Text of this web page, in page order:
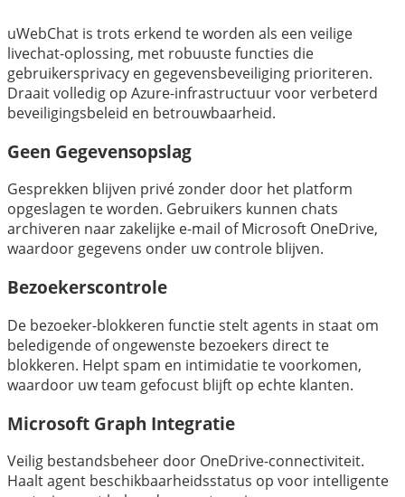
uWebChat is trots erkend te worden als een veilige
livechat-oplossing, met robuuste functies die
gebruikersprivacy en gegevensbeveiliging prioriteren.
Draait volledig op Azure-infrastructuur voor verbeterd
beveiligingsbeleid en betrouwbaarheid.
Geen Gegevensopslag
Gesprekken blijven privé zonder door het platform
opgeslagen te worden. Gebruikers kunnen chats
archiveren naar zakelijke e-mail of Microsoft OneDrive,
waardoor gegevens onder uw controle blijven.
Bezoekerscontrole
De bezoeker-blokkeren functie stelt agents in staat om
beledigende of ongewenste bezoekers direct te
blokkeren. Helpt spam en intimidatie te voorkomen,
waardoor uw team gefocust blijft op echte klanten.
Microsoft Graph Integratie
Veilig bestandsbeheer door OneDrive-connectiviteit.
Haalt agent beschikbaarheidsstatus op voor intelligente